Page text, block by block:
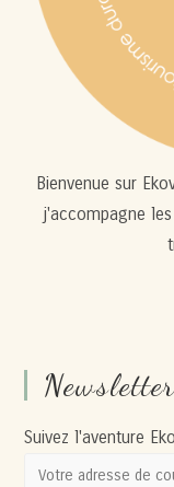
Bienvenue sur
j'accompagne
Newsletter
Suivez l'aventure